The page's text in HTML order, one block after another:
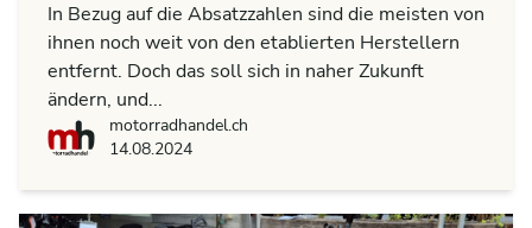
In Bezug auf die Absatzzahlen sind die meisten von
ihnen noch weit von den etablierten Herstellern
entfernt. Doch das soll sich in naher Zukunft
ändern, und...
motorradhandel.ch
motorradhandel.ch
14.08.2024